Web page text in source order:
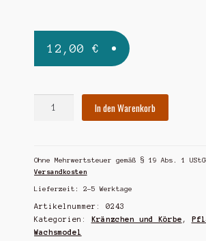
12,00 €
In den Warenkorb
Ohne Mehrwertsteuer gemäß § 19 Abs. 1 UStG.
Versandkosten
Lieferzeit: 2-5 Werktage
Artikelnummer: 0243
Kategorien: Kränzchen und Körbe ,
Wachsmodel